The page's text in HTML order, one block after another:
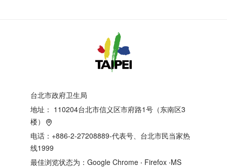
台北市政府卫生局
地址： 110204台北市信义区市府路1号（东南区3
楼）
电话：+886-2-27208889-代表号、台北市民当家热
线1999
最佳浏览状态为：Google Chrome ‧ Firefox ‧MS